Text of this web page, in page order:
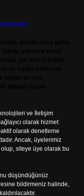
ve İletişim
olarak hizmet
olarak denetleme
Ancak, üyelerimiz
siteye üye olarak bu
düşündüğünüz
bildirmeniz halinde,